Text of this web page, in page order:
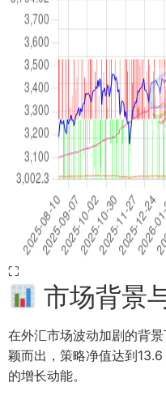
⛶
市场背景
在外汇市场波动加剧的背
颖而出，策略净值达到
的增长动能。